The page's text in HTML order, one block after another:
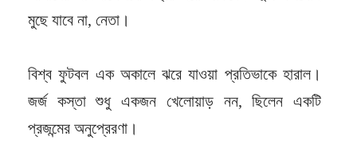
মুছে যাবে না, নেতা।
বিশ্ব ফুটবল এক অকালে ঝরে যাওয়া প্রতিভাকে হারাল।
জর্জ কস্তা শুধু একজন খেলোয়াড় নন, ছিলেন একটি
প্রজন্মের অনুপ্রেরণা।